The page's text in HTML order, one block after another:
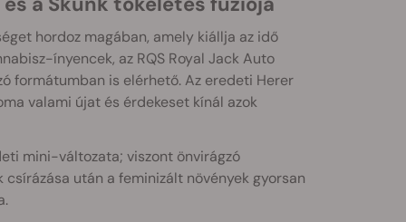
hordoz magában, amely kiállja az idő
ínyencek, az RQS Royal Jack Auto
formátumban is elérhető. Az eredeti Herer
valami újat és érdekeset kínál azok
mini-változata; viszont önvirágzó
után a feminizált növények gyorsan